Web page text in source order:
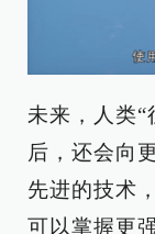
未来，人类
后，还会向
先进的技术
可以掌握更